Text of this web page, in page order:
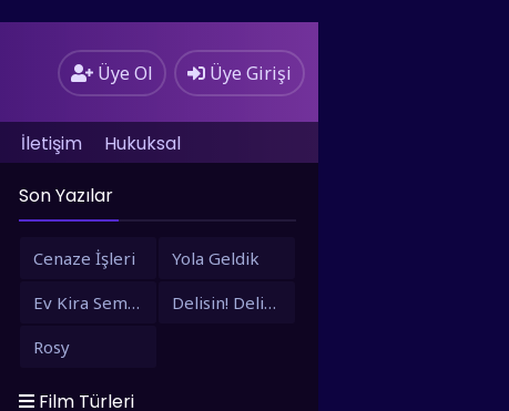
Üye Ol Üye Girişi
İletişim Hukuksal
Son Yazılar
Cenaze İşleri
Yola Geldik
Ev Kira Semt Bizim
Delisin! Delisin!
Rosy
Film Türleri